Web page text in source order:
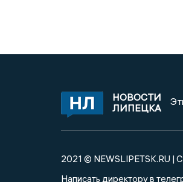
НОВОСТИ
ЛИПЕЦКА
2021 © NEWSLIPETSK.RU |
Написать директору в